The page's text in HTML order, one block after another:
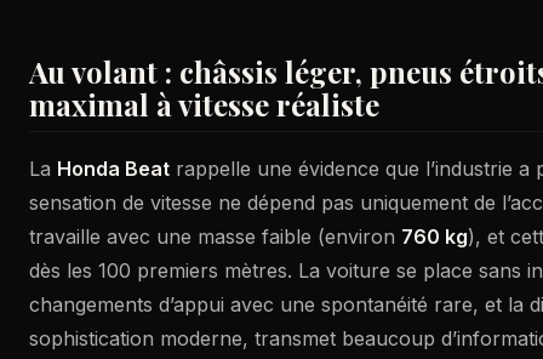
Au volant : châssis léger, pneus
maximal à vitesse réaliste
La Honda Beat rappelle une évidence que l’industrie a
sensation de vitesse ne dépend pas uniquement de
travaille avec une masse faible (environ 760 kg), et
dès les 100 premiers mètres. La voiture se place sans
changements d’appui avec une spontanéité rare, et la
sophistication moderne, transmet beaucoup